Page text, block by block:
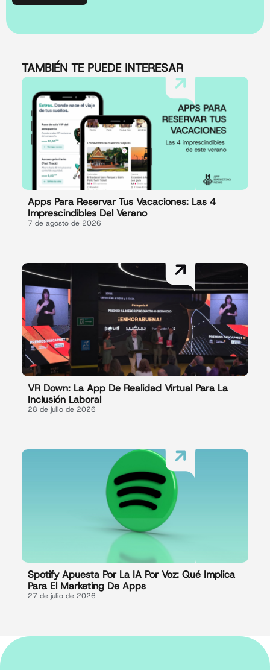
TAMBIÉN TE PUEDE INTERESAR
Apps Para Reservar Tus Vacaciones: Las 4
Imprescindibles Del Verano
7 de agosto de 2026
VR Down: La App De Realidad Virtual Para La
Inclusión Laboral
28 de julio de 2026
Spotify Apuesta Por La IA Por Voz: Qué Implica
Para El Marketing De Apps
27 de julio de 2026